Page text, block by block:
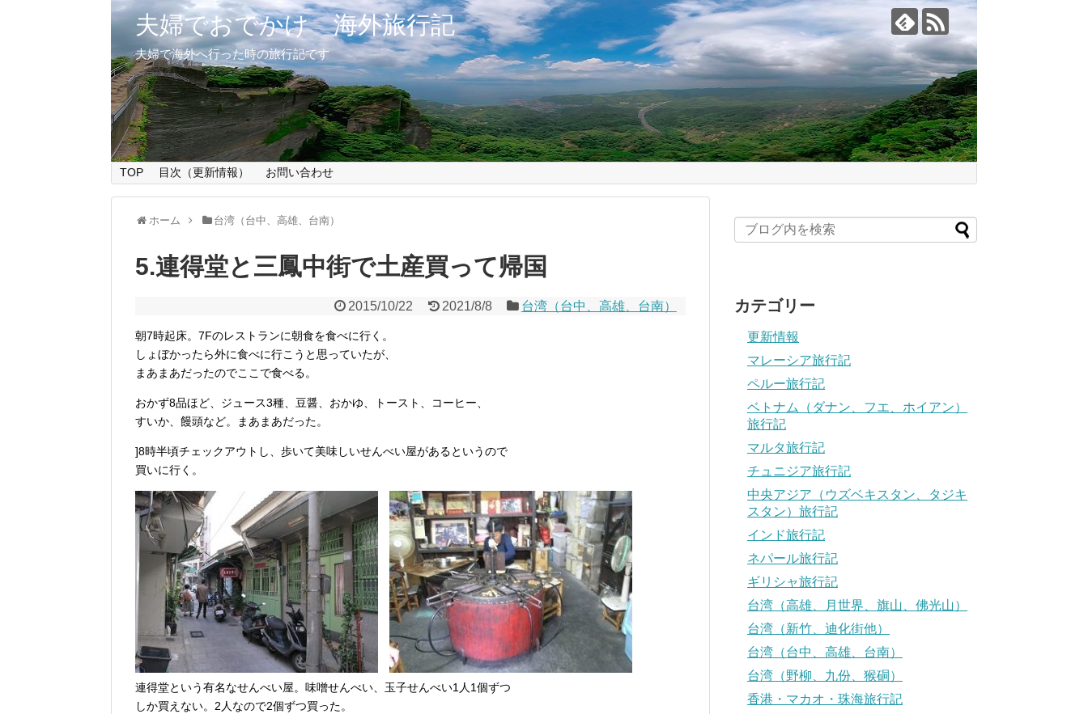
夫婦でおでかけ 海外旅行記
夫婦で海外へ行った時の旅行記です
TOP 目次（更新情報） お問い合わせ
ホーム 台湾（台中、高雄、台南）
5.連得堂と三鳳中街で土産買って帰国
2015/10/22 2021/8/8 台湾（台中、高雄、台南）
朝7時起床。7Fのレストランに朝食を食べに行く。
しょぼかったら外に食べに行こうと思っていたが、
まあまあだったのでここで食べる。
おかず8品ほど、ジュース3種、豆醤、おかゆ、トースト、コーヒー、
すいか、饅頭など。まあまあだった。
]8時半頃チェックアウトし、歩いて美味しいせんべい屋があるというので
買いに行く。
連得堂という有名なせんべい屋。味噌せんべい、玉子せんべい1人1個ずつ
しか買えない。2人なので2個ずつ買った。
カテゴリー
更新情報
マレーシア旅行記
ペルー旅行記
ベトナム（ダナン、フエ、ホイアン）
旅行記
マルタ旅行記
チュニジア旅行記
中央アジア（ウズベキスタン、タジキ
スタン）旅行記
インド旅行記
ネパール旅行記
ギリシャ旅行記
台湾（高雄、月世界、旗山、佛光山）
台湾（新竹、迪化街他）
台湾（台中、高雄、台南）
台湾（野柳、九份、猴硐）
香港・マカオ・珠海旅行記